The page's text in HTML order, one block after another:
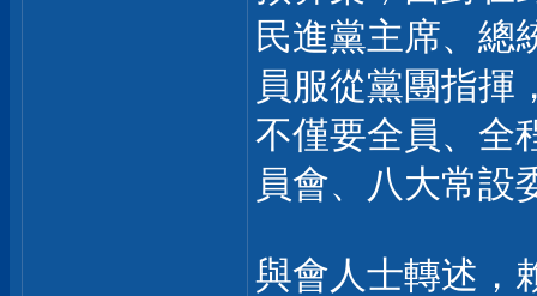
民進黨主席、總
員服從黨團指揮
不僅要全員、全
員會、八大常設
與會人士轉述，